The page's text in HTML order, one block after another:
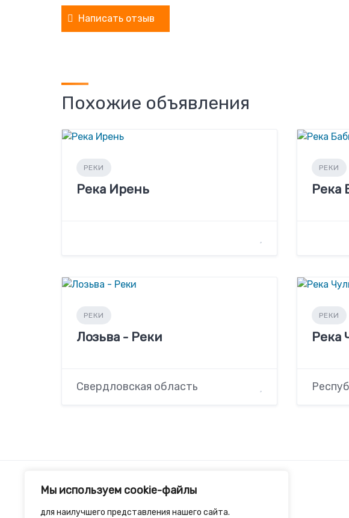
Мы используем cookie-файлы
для наилучшего представления нашего сайта.
Написать отзыв
Похожие объявления
РЕКИ
Река Ирень
РЕКИ
Река
РЕКИ
Лозьва - Реки
Свердловская область
РЕКИ
Река